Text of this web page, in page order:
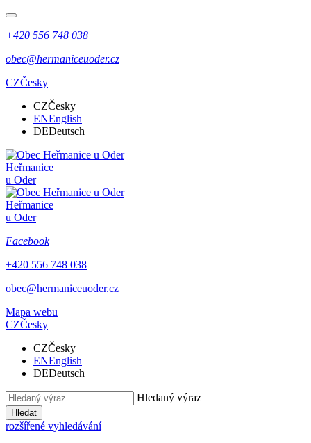
+420 556 748 038
obec@hermaniceuoder.cz
CZČesky
CZČesky
ENEnglish
DEDeutsch
Heřmanice
u Oder
Heřmanice
u Oder
Facebook
+420 556 748 038
obec@hermaniceuoder.cz
Mapa webu
CZČesky
CZČesky
ENEnglish
DEDeutsch
Hledaný výraz
Hledat
rozšířené vyhledávání